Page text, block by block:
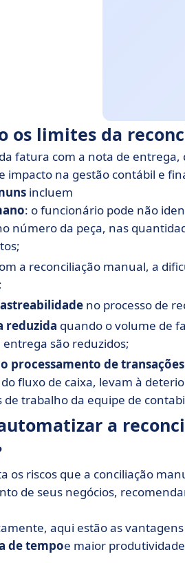
os limites da
fatura com a nota de entrega,
impacto na gestão contábil e
incluem
: o funcionário pode não
número da peça, nas
a reconciliação manual, a
no processo de
reduzida quando o volume de
entrega são reduzidos;
processamento de transações
fluxo de caixa, levam à
de trabalho da equipe de
a
os riscos que a conciliação
de seus negócios,
aqui estão as
de tempoe maior